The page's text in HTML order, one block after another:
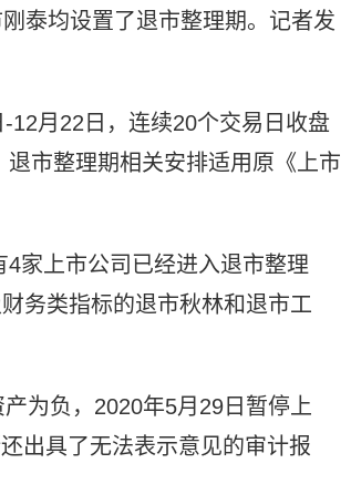
泰均设置了退市整理期。记者发
12月22日，连续20个交易日收盘
市整理期相关安排适用原《上市
家上市公司已经进入退市整理
务类指标的退市秋林和退市工
为负，2020年5月29日暂停上
出具了无法表示意见的审计报